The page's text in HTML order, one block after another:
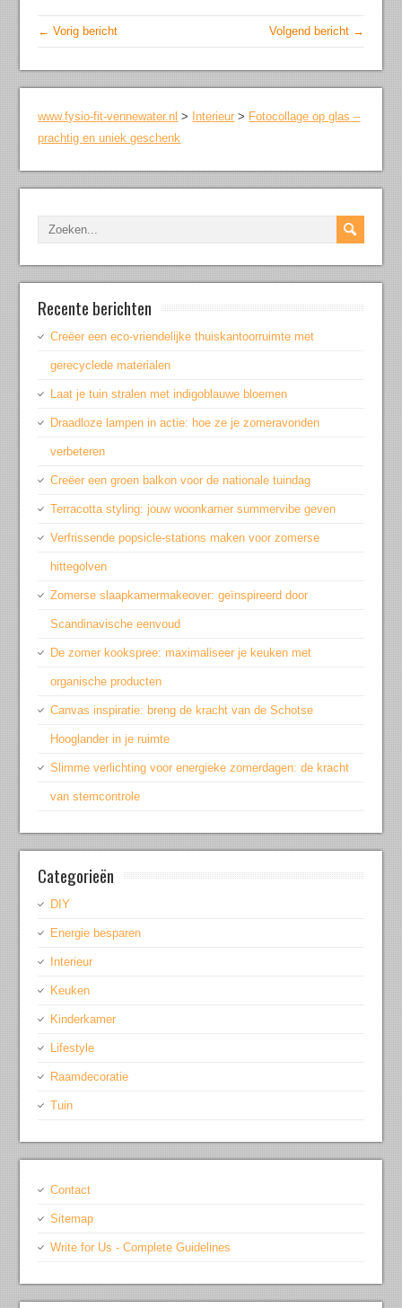
← Vorig bericht Volgend bericht →
www.fysio-fit-vennewater.nl > Interieur > Fotocollage op glas –
prachtig en uniek geschenk
Recente berichten
Creëer een eco-vriendelijke thuiskantoorruimte met
gerecyclede materialen
Laat je tuin stralen met indigoblauwe bloemen
Draadloze lampen in actie: hoe ze je zomeravonden
verbeteren
Creëer een groen balkon voor de nationale tuindag
Terracotta styling: jouw woonkamer summervibe geven
Verfrissende popsicle-stations maken voor zomerse
hittegolven
Zomerse slaapkamermakeover: geïnspireerd door
Scandinavische eenvoud
De zomer kookspree: maximaliseer je keuken met
organische producten
Canvas inspiratie: breng de kracht van de Schotse
Hooglander in je ruimte
Slimme verlichting voor energieke zomerdagen: de kracht
van stemcontrole
Categorieën
DIY
Energie besparen
Interieur
Keuken
Kinderkamer
Lifestyle
Raamdecoratie
Tuin
Contact
Sitemap
Write for Us - Complete Guidelines